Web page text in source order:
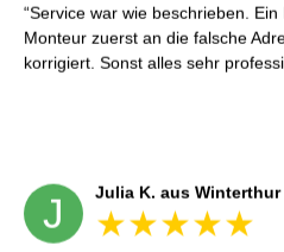
Service war wie beschrieben.
Monteur zuerst an die falsche
korrigiert. Sonst alles sehr
J Julia K. aus Winterthur